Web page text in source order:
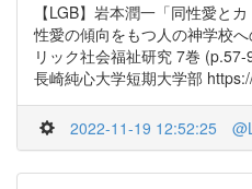
【LGB】岩本潤一「同性愛と
性愛の傾向をもつ人の神学校
リック社会福祉研究 7巻
長崎純心大学短期大学部
2022-11-19 12:52:25